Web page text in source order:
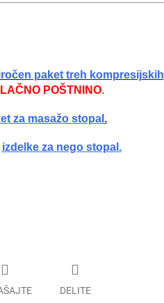
paket treh kompresijskih
POŠTNINO.
za masažo stopal .
izdelke za nego stopal .
DELITE